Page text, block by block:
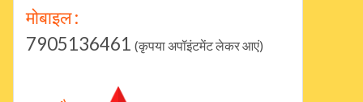
मोबाइल :
7905136461 (कृपया अपॉइंटमेंट लेकर आएं)